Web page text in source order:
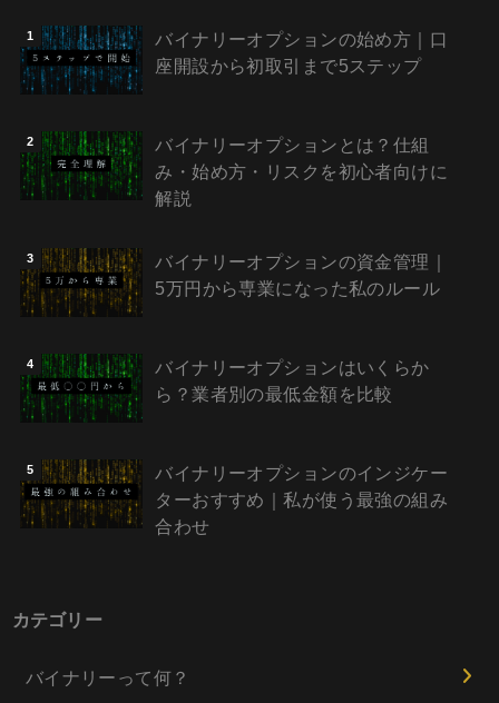
バイナリーオプションの始め方｜口
座開設から初取引まで5ステップ
バイナリーオプションとは？仕組
み・始め方・リスクを初心者向けに
解説
バイナリーオプションの資金管理｜
5万円から専業になった私のルール
バイナリーオプションはいくらか
ら？業者別の最低金額を比較
バイナリーオプションのインジケー
ターおすすめ｜私が使う最強の組み
合わせ
カテゴリー
バイナリーって何？